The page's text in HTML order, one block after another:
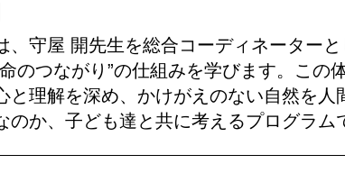
、守屋 開先生を総合コーディネーター
のつながり”の仕組みを学びます。この
と理解を深め、かけがえのない自然を人
か、子ども達と共に考えるプログラム